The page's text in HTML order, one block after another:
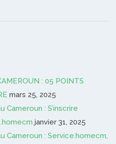
: 05 POINTS
mars 25, 2025
Cameroun : S’inscrire
janvier 31, 2025
Cameroun : Service.homecm,